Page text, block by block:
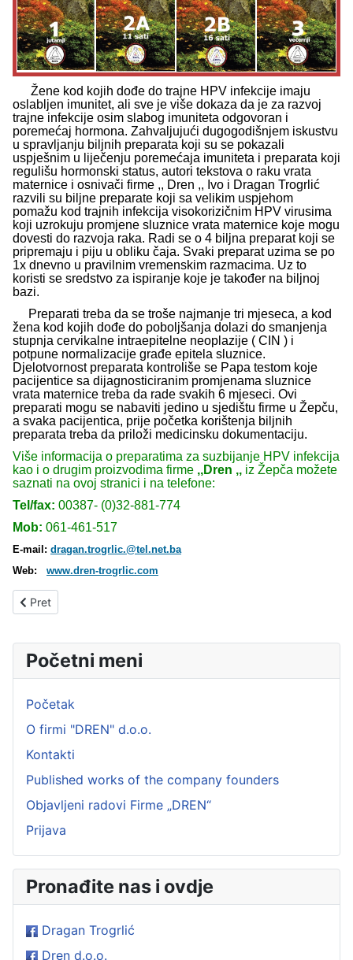
Žene kod kojih dođe do trajne HPV infekcije imaju
oslabljen imunitet, ali sve je više dokaza da je za razvoj
trajne infekcije osim slabog imuniteta odgovoran i
poremećaj hormona. Zahvaljujući dugogodišnjem iskustvu
u spravljanju biljnih preparata koji su se pokazali
uspješnim u liječenju poremećaja imuniteta i preparata koji
regulišu hormonski status, autori tekstova o raku vrata
maternice i osnivači firme ,, Dren ,, Ivo i Dragan Trogrlić
razvili su biljne preparate koji sa velikim uspjehom
pomažu kod trajnih infekcija visokorizičnim HPV virusima
koji uzrokuju promjene sluznice vrata maternice koje mogu
dovesti do razvoja raka. Radi se o 4 biljna preparat koji se
pripremaju i piju u obliku čaja. Svaki preparat uzima se po
1x dnevno u pravilnim vremenskim razmacima. Uz to
koristi se sredstvo za ispiranje koje je također na biljnoj
bazi.
Preparati treba da se troše najmanje tri mjeseca, a kod
žena kod kojih dođe do poboljšanja dolazi do smanjenja
stupnja cervikalne intraepitelne neoplazije ( CIN ) i
potpune normalizacije građe epitela sluznice.
Djelotvornost preparata kontroliše se Papa testom koje
pacijentice sa dijagnosticiranim promjenama sluznice
vrata maternice treba da rade svakih 6 mjeseci. Ovi
preparati mogu se nabaviti jedino u sjedištu firme u Žepču,
a svaka pacijentica, prije početka korištenja biljnih
preparata treba da priloži medicinsku dokumentaciju.
Više informacija o preparatima za suzbijanje HPV infekcija
kao i o drugim proizvodima firme ,,Dren ,, iz Žepča možete
saznati na ovoj stranici i na telefone:
Tel/fax: 00387- (0)32-881-774
Mob: 061-461-517
E-mail: dragan.trogrlic.@tel.net.ba
Web:
www.dren-trogrlic.com
Prethodni članak: HPV infekcija
Pret
Početni meni
Početak
O firmi "DREN" d.o.o.
Kontakti
Published works of the company founders
Objavljeni radovi Firme „DREN“
Prijava
Pronađite nas i ovdje
Dragan Trogrlić
Dren d.o.o.